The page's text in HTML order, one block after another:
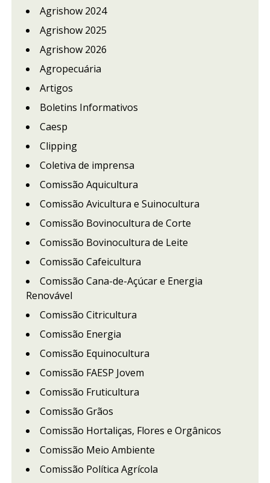
Agrishow 2024
Agrishow 2025
Agrishow 2026
Agropecuária
Artigos
Boletins Informativos
Caesp
Clipping
Coletiva de imprensa
Comissão Aquicultura
Comissão Avicultura e Suinocultura
Comissão Bovinocultura de Corte
Comissão Bovinocultura de Leite
Comissão Cafeicultura
Comissão Cana-de-Açúcar e Energia
Renovável
Comissão Citricultura
Comissão Energia
Comissão Equinocultura
Comissão FAESP Jovem
Comissão Fruticultura
Comissão Grãos
Comissão Hortaliças, Flores e Orgânicos
Comissão Meio Ambiente
Comissão Política Agrícola